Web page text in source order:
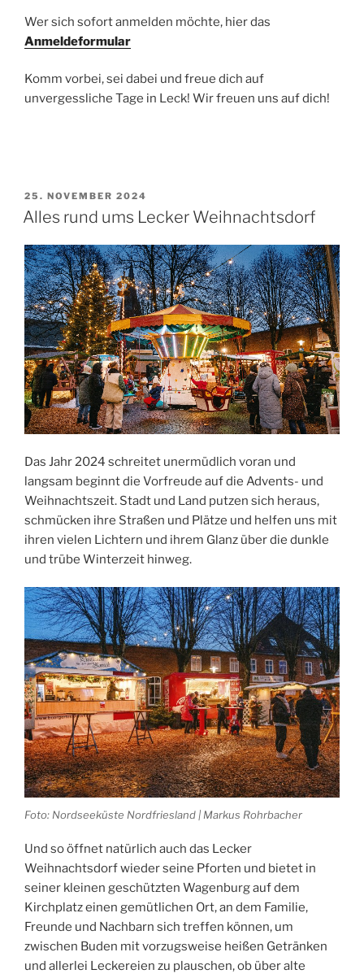
Wer sich sofort anmelden möchte, hier das
Anmeldeformular
Komm vorbei, sei dabei und freue dich auf
unvergessliche Tage in Leck! Wir freuen uns auf dich!
VERÖFFENTLICHT
AM
25. NOVEMBER 2024
Alles rund ums Lecker Weihnachtsdorf
Das Jahr 2024 schreitet unermüdlich voran und
langsam beginnt die Vorfreude auf die Advents- und
Weihnachtszeit. Stadt und Land putzen sich heraus,
schmücken ihre Straßen und Plätze und helfen uns mit
ihren vielen Lichtern und ihrem Glanz über die dunkle
und trübe Winterzeit hinweg.
Foto: Nordseeküste Nordfriesland | Markus Rohrbacher
Und so öffnet natürlich auch das Lecker
Weihnachtsdorf wieder seine Pforten und bietet in
seiner kleinen geschützten Wagenburg auf dem
Kirchplatz einen gemütlichen Ort, an dem Familie,
Freunde und Nachbarn sich treffen können, um
zwischen Buden mit vorzugsweise heißen Getränken
und allerlei Leckereien zu plauschen, ob über alte